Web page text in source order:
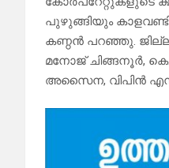
പുഴുങ്ങിയും
കണ്ഠൻ പറഞ്ഞു.
മനോജ് ചിങ്ങനൂർ,
അസൈന, വിപിൻ